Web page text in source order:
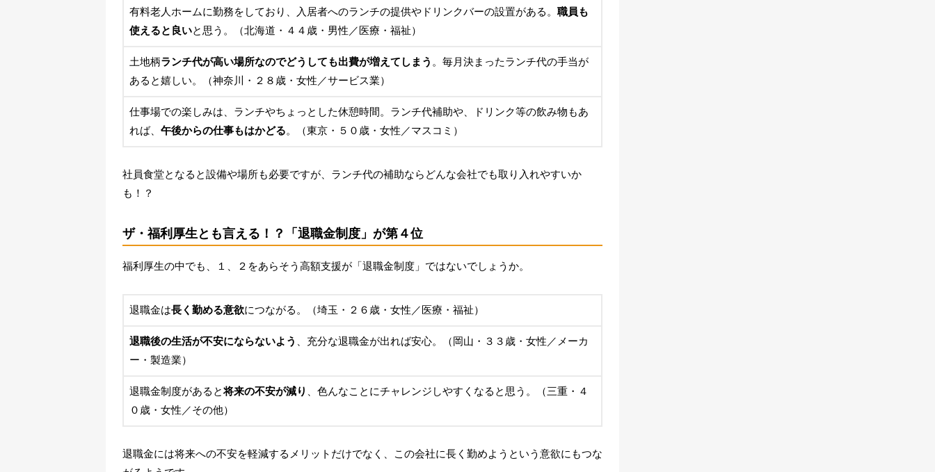
有料老人ホームに勤務をしており、入居者へのランチの提供やドリンクバーの設置がある。 職員も
使えると良いと思う。（北海道・４４歳・男性／医療・福祉）
土地柄ランチ代が高い場所なのでどうしても出費が増えてしまう 。毎月決まったランチ代の手当が
あると嬉しい。（神奈川・２８歳・女性／サービス業）
仕事場での楽しみは、ランチやちょっとした休憩時間。ランチ代補助や、ドリンク等の飲み物もあ
れば、 午後からの仕事もはかどる。（東京・５０歳・女性／マスコミ）
社員食堂となると設備や場所も必要ですが、ランチ代の補助ならどんな会社でも取り入れやすいか
も！？
ザ・福利厚生とも言える！？「退職金制度」が第４位
福利厚生の中でも、１、２をあらそう高額支援が「退職金制度」ではないでしょうか。
退職金は長く勤める意欲につながる。（埼玉・２６歳・女性／医療・福祉）
退職後の生活が不安にならないよう
、充分な退職金が出れば安心。（岡山・３３歳・女性／メーカ
ー・製造業）
退職金制度があると将来の不安が減り
、色んなことにチャレンジしやすくなると思う。（三重・４
０歳・女性／その他）
退職金には将来への不安を軽減するメリットだけでなく、この会社に長く勤めようという意欲にもつな